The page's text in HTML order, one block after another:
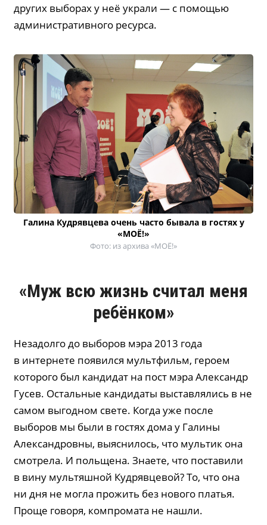
других выборах у неё украли — с помощью
административного ресурса.
Галина Кудрявцева очень часто бывала в гостях у
«МОЁ!»
Фото: из архива «МОЁ!»
«Муж всю жизнь считал меня
ребёнком»
Незадолго до выборов мэра 2013 года
в интернете появился мультфильм, героем
которого был кандидат на пост мэра Александр
Гусев. Остальные кандидаты выставлялись в не
самом выгодном свете. Когда уже после
выборов мы были в гостях дома у Галины
Александровны, выяснилось, что мультик она
смотрела. И польщена. Знаете, что поставили
в вину мультяшной Кудрявцевой? То, что она
ни дня не могла прожить без нового платья.
Проще говоря, компромата не нашли.